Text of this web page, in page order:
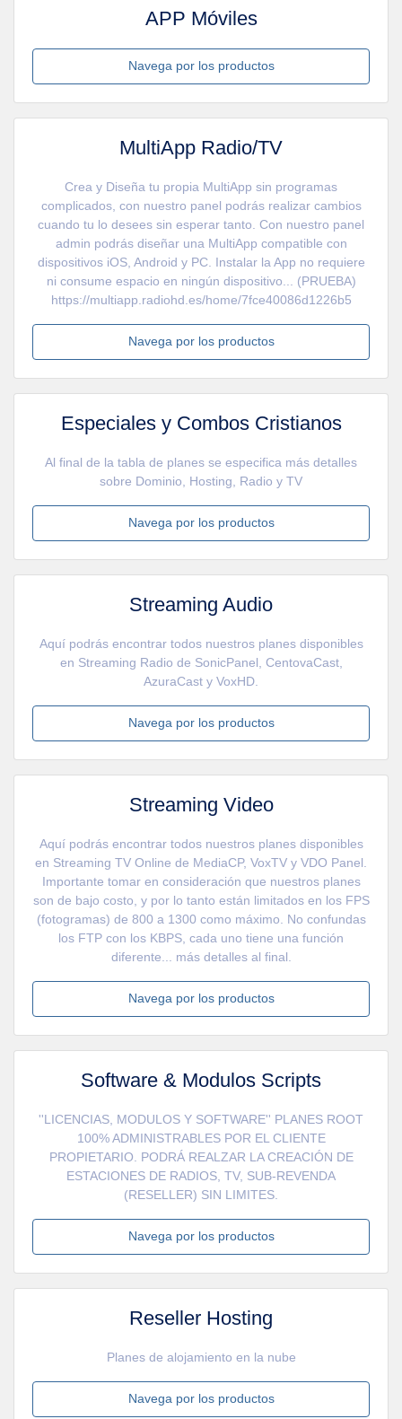
APP Móviles
Navega por los productos
MultiApp Radio/TV
Crea y Diseña tu propia MultiApp sin programas
complicados, con nuestro panel podrás realizar cambios
cuando tu lo desees sin esperar tanto. Con nuestro panel
admin podrás diseñar una MultiApp compatible con
dispositivos iOS, Android y PC. Instalar la App no requiere
ni consume espacio en ningún dispositivo... (PRUEBA)
https://multiapp.radiohd.es/home/7fce40086d1226b5
Navega por los productos
Especiales y Combos Cristianos
Al final de la tabla de planes se especifica más detalles
sobre Dominio, Hosting, Radio y TV
Navega por los productos
Streaming Audio
Aquí podrás encontrar todos nuestros planes disponibles
en Streaming Radio de SonicPanel, CentovaCast,
AzuraCast y VoxHD.
Navega por los productos
Streaming Video
Aquí podrás encontrar todos nuestros planes disponibles
en Streaming TV Online de MediaCP, VoxTV y VDO Panel.
Importante tomar en consideración que nuestros planes
son de bajo costo, y por lo tanto están limitados en los FPS
(fotogramas) de 800 a 1300 como máximo. No confundas
los FTP con los KBPS, cada uno tiene una función
diferente... más detalles al final.
Navega por los productos
Software & Modulos Scripts
''LICENCIAS, MODULOS Y SOFTWARE'' PLANES ROOT
100% ADMINISTRABLES POR EL CLIENTE
PROPIETARIO. PODRÁ REALZAR LA CREACIÓN DE
ESTACIONES DE RADIOS, TV, SUB-REVENDA
(RESELLER) SIN LIMITES.
Navega por los productos
Reseller Hosting
Planes de alojamiento en la nube
Navega por los productos